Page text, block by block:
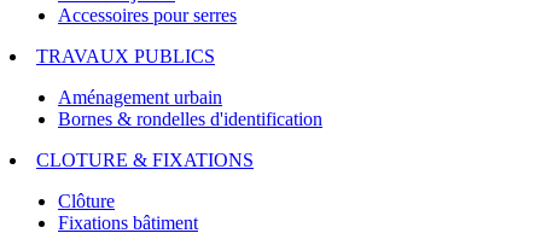
Accessoires pour serres
TRAVAUX PUBLICS
Aménagement urbain
Bornes & rondelles d'identification
CLOTURE & FIXATIONS
Clôture
Fixations bâtiment